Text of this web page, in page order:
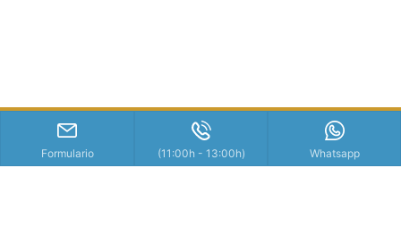
Formulario (11:00h - 13:00h) Whatsapp